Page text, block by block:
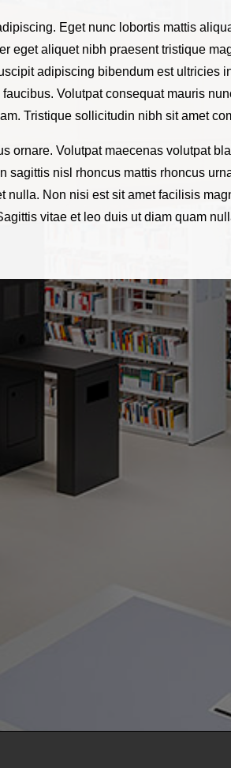
Eget nunc lobortis mattis
eget aliquet nibh praesent tristique
adipiscing bibendum est ultricies
Volutpat consequat mauris
Tristique sollicitudin nibh sit amet
ornare. Volutpat maecenas volutpat
sagittis nisl rhoncus mattis rhoncus
nulla. Non nisi est sit amet facilisis
vitae et leo duis ut diam quam